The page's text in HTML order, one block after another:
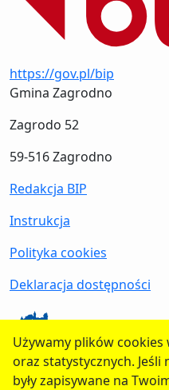
Używamy plików cookies
oraz statystycznych. Jeśli
były zapisywane na
https://gov.pl/bip
Gmina Zagrodno
Zagrodo 52
59-516 Zagrodno
Redakcja BIP
Instrukcja
Polityka cookies
Deklaracja dostępności
strona WWW Gminy